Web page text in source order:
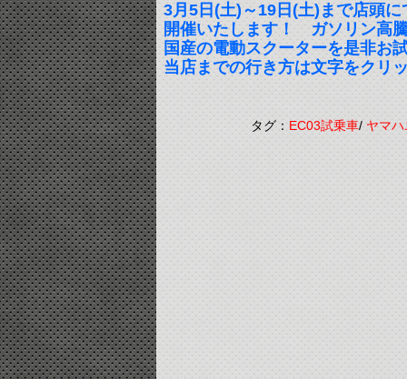
3月5日(土)～19日(土)まで店頭
開催いたします！ ガソリン高
国産の電動スクーターを是非お
当店までの行き方は文字をクリ
タグ：EC03試乗車/ヤマ